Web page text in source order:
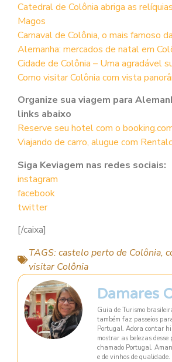
Catedral de Colônia abriga as
Magos
Carnaval de Colônia, o mais famoso
Alemanha: mercados de natal em
Cidade de Colônia – Uma agradável
Como visitar Colônia com vista
Organize sua viagem para
links abaixo
Reserve seu hotel com o
Viajando de carro, alugue com
Siga Keviagem nas redes sociais:
instagram
facebook
twitter
[/caixa]
TAGS:castelo perto de Colônia,
visitar Colônia
Damares
Guia de Turismo
também faz passeios
Portugal. Adora contar
mostrar as belezas desse
chamado Portugal.
e de vinhos de qualidade.